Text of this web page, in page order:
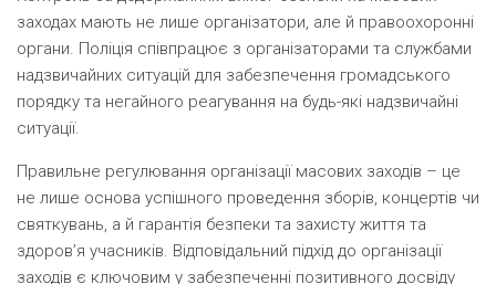
заходах мають не лише організатори, але й правоохоронні
органи. Поліція співпрацює з організаторами та службами
надзвичайних ситуацій для забезпечення громадського
порядку та негайного реагування на будь-які надзвичайні
ситуації.
Правильне регулювання організації масових заходів – це
не лише основа успішного проведення зборів, концертів чи
святкувань, а й гарантія безпеки та захисту життя та
здоров’я учасників. Відповідальний підхід до організації
заходів є ключовим у забезпеченні позитивного досвіду